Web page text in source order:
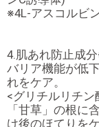
※4L-アスコルビ
4.肌あれ防止成
バリア機能が低
れをケア。
<グリチルリチ
「甘草」の根に
け後のほてりを